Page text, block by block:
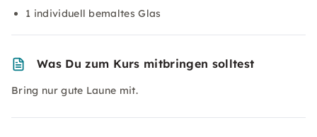
1 individuell bemaltes Glas
Was Du zum Kurs mitbringen solltest
Bring nur gute Laune mit.